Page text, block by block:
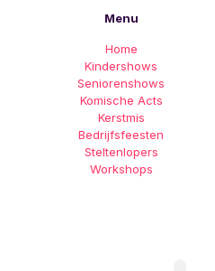
Menu
Home
Kindershows
Seniorenshows
Komische Acts
Kerstmis
Bedrijfsfeesten
Steltenlopers
Workshops